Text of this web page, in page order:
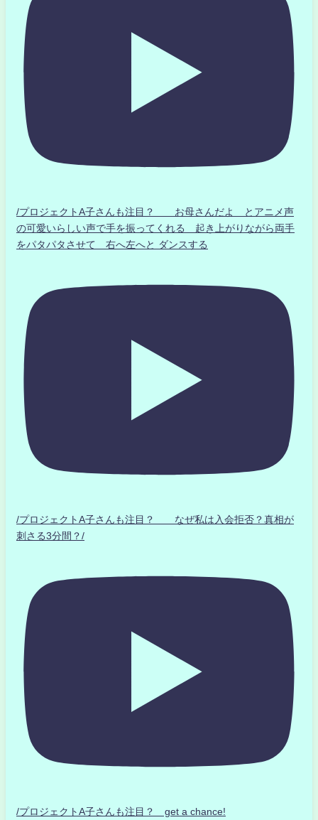
/プロジェクトA子さんも注目？ お母さんだよ とアニメ声
の可愛いらしい声で手を振ってくれる 起き上がりながら両手
をパタパタさせて 右へ左へと ダンスする
/プロジェクトA子さんも注目？ なぜ私は入会拒否？真相が
刺さる3分間？/
/プロジェクトA子さんも注目？ get a chance!